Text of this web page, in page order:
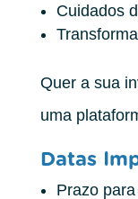
Cuidados
Quer a sua
uma
Datas
Prazo